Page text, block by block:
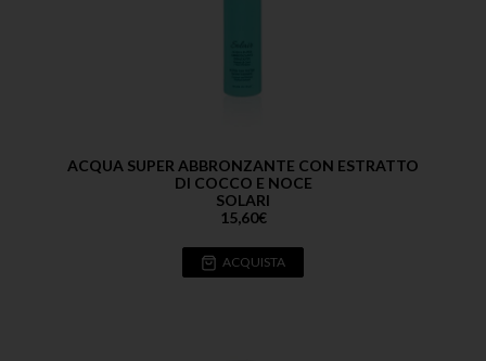
ACQUA SUPER ABBRONZANTE CON ESTRATTO
DI COCCO E NOCE
SOLARI
15,60€
ACQUISTA